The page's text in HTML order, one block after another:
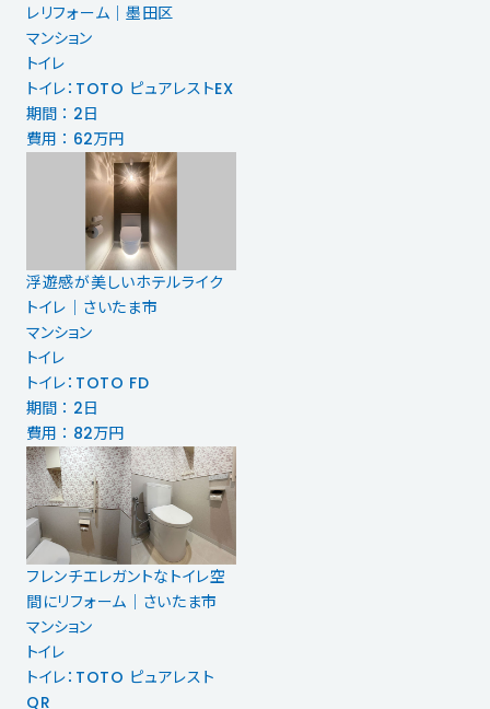
レリフォーム｜墨田区
マンション
トイレ
トイレ：TOTO ピュアレストEX
期間 ： 2日
費用 ： 62万円
浮遊感が美しいホテルライク
トイレ｜さいたま市
マンション
トイレ
トイレ：TOTO FD
期間 ： 2日
費用 ： 82万円
フレンチエレガントなトイレ空
間にリフォーム｜さいたま市
マンション
トイレ
トイレ：TOTO ピュアレスト
QR